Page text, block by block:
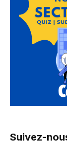
Suivez-